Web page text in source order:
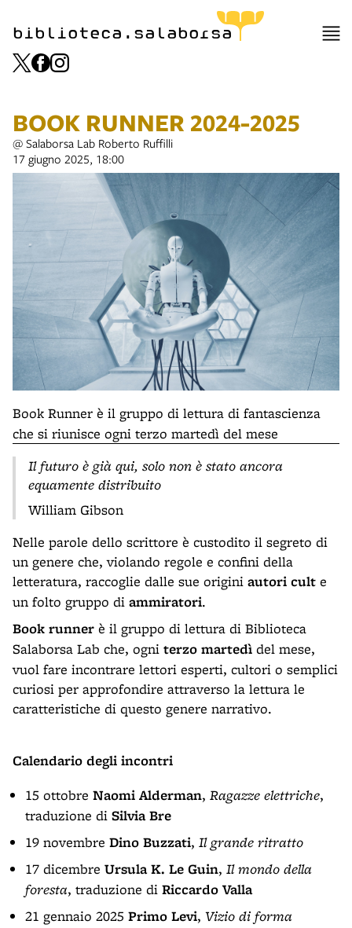
biblioteca.salaborsa
BOOK RUNNER 2024-2025
@ Salaborsa Lab Roberto Ruffilli
17 giugno 2025, 18:00
Book Runner è il gruppo di lettura di fantascienza
che si riunisce ogni terzo martedì del mese
Il futuro è già qui, solo non è stato ancora
equamente distribuito
William Gibson
Nelle parole dello scrittore è custodito il segreto di
un genere che, violando regole e confini della
letteratura, raccoglie dalle sue origini autori cult e
un folto gruppo di ammiratori.
Book runner è il gruppo di lettura di Biblioteca
Salaborsa Lab che, ogni terzo martedì del mese,
vuol fare incontrare lettori esperti, cultori o semplici
curiosi per approfondire attraverso la lettura le
caratteristiche di questo genere narrativo.
Calendario degli incontri
15 ottobre Naomi Alderman, Ragazze elettriche,
traduzione di Silvia Bre
19 novembre Dino Buzzati, Il grande ritratto
17 dicembre Ursula K. Le Guin, Il mondo della
foresta, traduzione di Riccardo Valla
21 gennaio 2025 Primo Levi, Vizio di forma